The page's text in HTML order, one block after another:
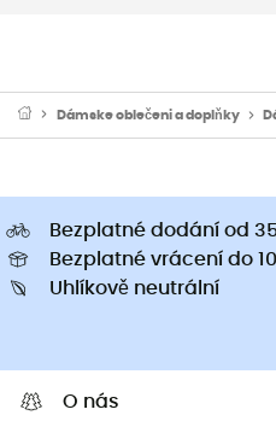
Dámske oblečeni a doplňky
Bezplatné dodání od
Bezplatné vrácení do
Uhlíkově neutrální
O nás